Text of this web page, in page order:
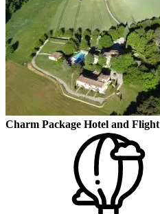
Charm Package Hotel and Flight